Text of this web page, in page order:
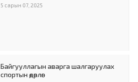
5 сарын 07, 2025
Байгууллагын аварга шалгаруулах
спортын өдөрлөг